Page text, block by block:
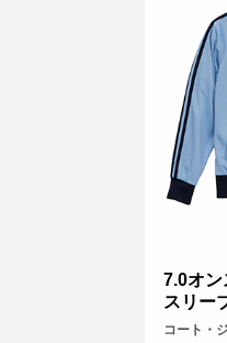
7.0オン
スリー
コート・